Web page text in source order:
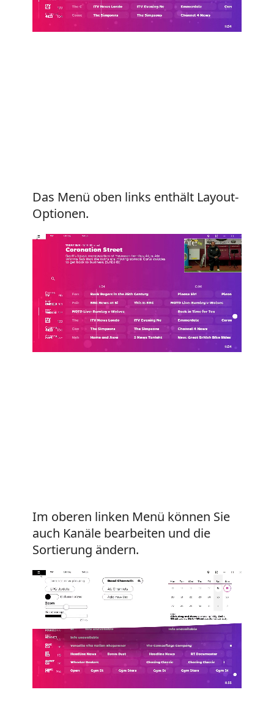
Das Menü oben links enthält Layout-
Optionen.
Im oberen linken Menü können Sie
auch Kanäle bearbeiten und die
Sortierung ändern.